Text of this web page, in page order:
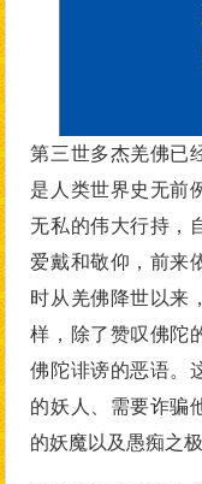
第三世多杰羌佛已
是人类世界史无前
无私的伟大行持，
爱戴和敬仰，前来
时从羌佛降世以来
样，除了赞叹佛陀
佛陀诽谤的恶语。
的妖人、需要诈骗
的妖魔以及愚痴之